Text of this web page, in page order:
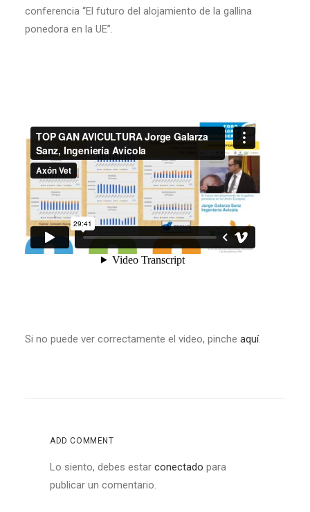
conferencia “El futuro del alojamiento de la gallina
ponedora en la UE”.
Si no puede ver correctamente el video, pinche aquí.
ADD COMMENT
Lo siento, debes estar conectado para
publicar un comentario.